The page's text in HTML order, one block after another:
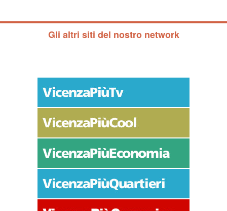
Gli altri siti del nostro network